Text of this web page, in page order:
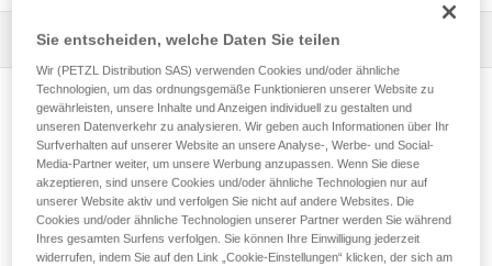
Alle technischen Anwendungen 2
Das Übersetzungsverhältnis eines
Flaschenzugs berechnen
Sie entscheiden, welche Daten Sie teilen
Wir (PETZL Distribution SAS) verwenden Cookies und/oder ähnliche
Technologien, um das ordnungsgemäße Funktionieren unserer Website zu
gewährleisten, unsere Inhalte und Anzeigen individuell zu gestalten und
unseren Datenverkehr zu analysieren. Wir geben auch Informationen über Ihr
Surfverhalten auf unserer Website an unsere Analyse-, Werbe- und Social-
Media-Partner weiter, um unsere Werbung anzupassen. Wenn Sie diese
akzeptieren, sind unsere Cookies und/oder ähnliche Technologien nur auf
unserer Website aktiv und verfolgen Sie nicht auf andere Websites. Die
Cookies und/oder ähnliche Technologien unserer Partner werden Sie während
Ihres gesamten Surfens verfolgen. Sie können Ihre Einwilligung jederzeit
widerrufen, indem Sie auf den Link „Cookie-Einstellungen“ klicken, der sich am